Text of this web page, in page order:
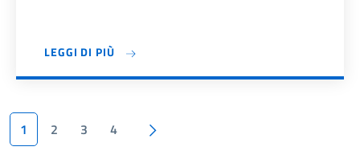
LEGGI DI PIÙ
1 2 3 4